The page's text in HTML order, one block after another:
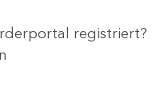
registriert?